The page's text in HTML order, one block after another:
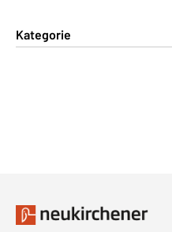
Kategorie